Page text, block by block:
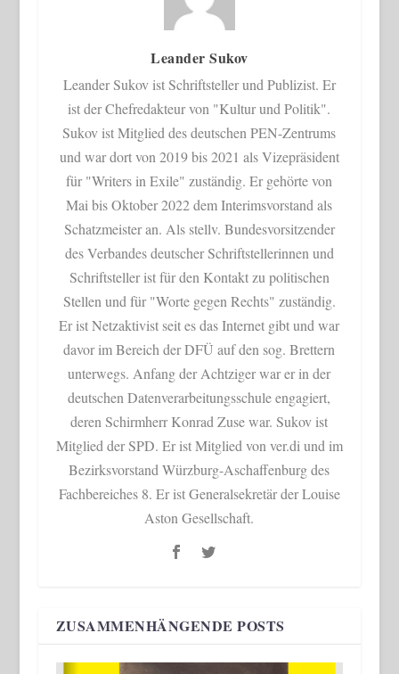
Leander Sukov
Leander Sukov ist Schriftsteller und Publizist. Er
ist der Chefredakteur von "Kultur und Politik".
Sukov ist Mitglied des deutschen PEN-Zentrums
und war dort von 2019 bis 2021 als Vizepräsident
für "Writers in Exile" zuständig. Er gehörte von
Mai bis Oktober 2022 dem Interimsvorstand als
Schatzmeister an. Als stellv. Bundesvorsitzender
des Verbandes deutscher Schriftstellerinnen und
Schriftsteller ist für den Kontakt zu politischen
Stellen und für "Worte gegen Rechts" zuständig.
Er ist Netzaktivist seit es das Internet gibt und war
davor im Bereich der DFÜ auf den sog. Brettern
unterwegs. Anfang der Achtziger war er in der
deutschen Datenverarbeitungsschule engagiert,
deren Schirmherr Konrad Zuse war. Sukov ist
Mitglied der SPD. Er ist Mitglied von ver.di und im
Bezirksvorstand Würzburg-Aschaffenburg des
Fachbereiches 8. Er ist Generalsekretär der Louise
Aston Gesellschaft.
ZUSAMMENHÄNGENDE POSTS